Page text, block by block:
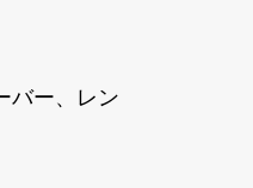
バー、レン